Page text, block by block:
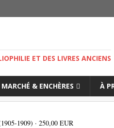
ET DES LIVRES ANCIENS
MARCHÉ & ENCHÈRES À
1909) ·250,00 EUR